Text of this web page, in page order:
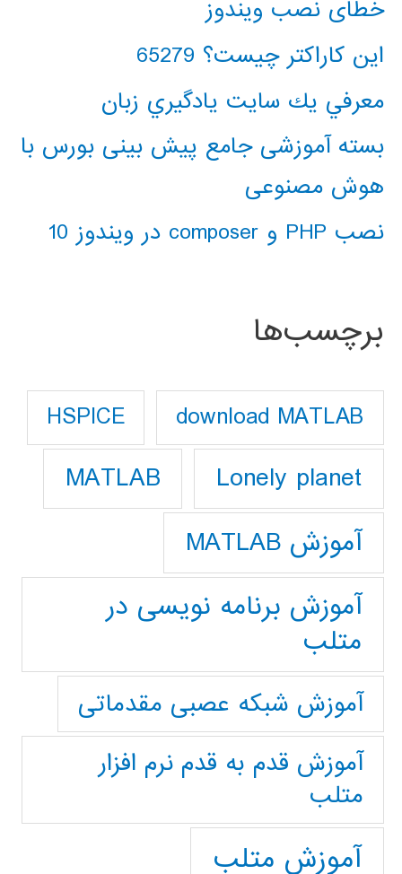
خطای نصب ویندوز
این کاراکتر چیست؟ 65279
معرفي يك سايت يادگيري زبان
بسته آموزشی جامع پیش بینی بورس با
هوش مصنوعی
نصب PHP و composer در ویندوز 10
برچسب‌ها
download MATLAB
HSPICE
Lonely planet
MATLAB
آموزش MATLAB
آموزش برنامه نویسی در
متلب
آموزش شبکه عصبی مقدماتی
آموزش قدم به قدم نرم افزار
متلب
آموزش متلب